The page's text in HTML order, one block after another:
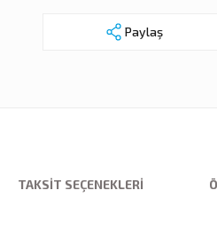
Paylaş
TAKSIT SEÇENEKLERI